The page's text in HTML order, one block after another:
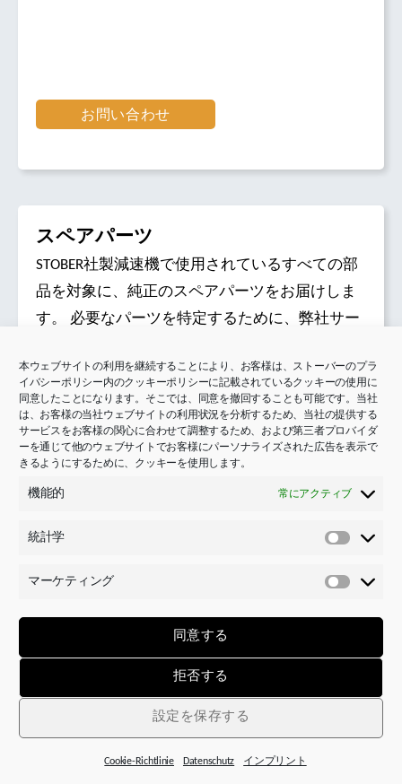
本ウェブサイトの利用を継続することにより、お客様は、ストーバーのプラ
イバシーポリシー内のクッキーポリシーに記載されているクッキーの使用に
同意したことになります。そこでは、同意を撤回することも可能です。当社
は、お客様の当社ウェブサイトの利用状況を分析するため、当社の提供する
サービスをお客様の関心に合わせて調整するため、および第三者プロバイダ
ーを通じて他のウェブサイトでお客様にパーソナライズされた広告を表示で
きるようにするために、クッキーを使用します。
機能的 常にアクティブ
統計学
学
マーケティング
グ
同意する
拒否する
設定を保存する
Cookie-Richtlinie Datenschutz インプリント
お問い合わせ
スペアパーツ
STOBER社製減速機で使用されているすべての部
品を対象に、純正のスペアパーツをお届けしま
す。 必要なパーツを特定するために、弊社サー
ございます。
修理
STOBER社製品の保守と修理を実施することは、
お客様に提供すべき真のサービスだと弊社は考
えています。 そのため、弊社パートナーと協力
して十分に注意を払いながら納期を厳守した上